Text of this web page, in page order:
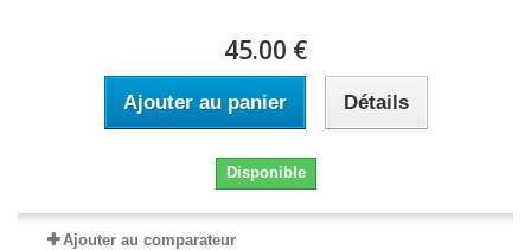
45.00 €
Ajouter au panier Détails
Disponible
Ajouter au comparateur